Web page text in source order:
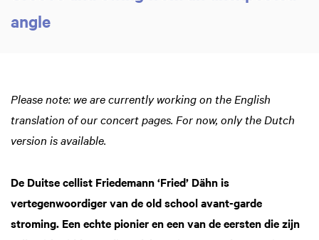
angle
Please note: we are currently working on the English
translation of our concert pages. For now, only the Dutch
version is available.
De Duitse cellist Friedemann ‘Fried’ Dähn is
vertegenwoordiger van de old school avant-garde
stroming. Een echte pionier en een van de eersten die zijn